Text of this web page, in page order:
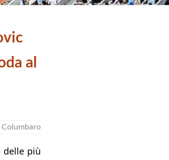
al
Columbaro
delle più